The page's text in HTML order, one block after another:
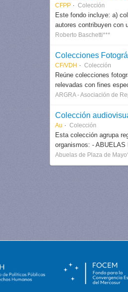
CFPP Colección
Este fondo incluye: a)
autores contribuyen con
Roberto Baschetti***
Colecciones
CF/VDH Colección
Reúne colecciones
relevadas con fines
ARGRA - Asociación de
Colección
Au Colección
Esta colección agrupa
organismos: -
Abuelas de Plaza de